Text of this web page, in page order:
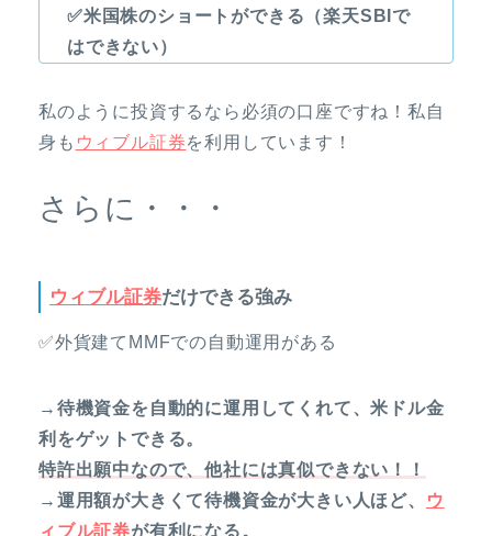
✅米国株のショートができる（楽天SBIで
はできない）
私のように投資するなら必須の口座ですね！私自
身も ウィブル証券を利用しています！
さらに・・・
ウィブル証券だけできる強み
✅外貨建てMMFでの自動運用がある
→待機資金を自動的に運用してくれて、米ドル金
利をゲットできる。
特許出願中なので、他社には真似できない！！
→運用額が大きくて待機資金が大きい人ほど、
ウ
ィブル証券が有利になる。